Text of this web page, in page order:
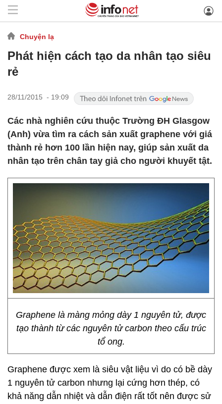
Chuyện lạ
Phát hiện cách tạo da nhân tạo siêu
rẻ
28/11/2015 - 19:09
Các nhà nghiên cứu thuộc Trường ĐH Glasgow
(Anh) vừa tìm ra cách sản xuất graphene với giá
thành rẻ hơn 100 lần hiện nay, giúp sản xuất da
nhân tạo trên chân tay giả cho người khuyết tật.
Graphene là màng mỏng dày 1 nguyên tử, được
tạo thành từ các nguyên tử carbon theo cấu trúc
tổ ong.
Graphene được xem là siêu vật liệu vì do có bề dày
1 nguyên tử carbon nhưng lại cứng hơn thép, có
khả năng dẫn nhiệt và dẫn điện rất tốt nên được sử